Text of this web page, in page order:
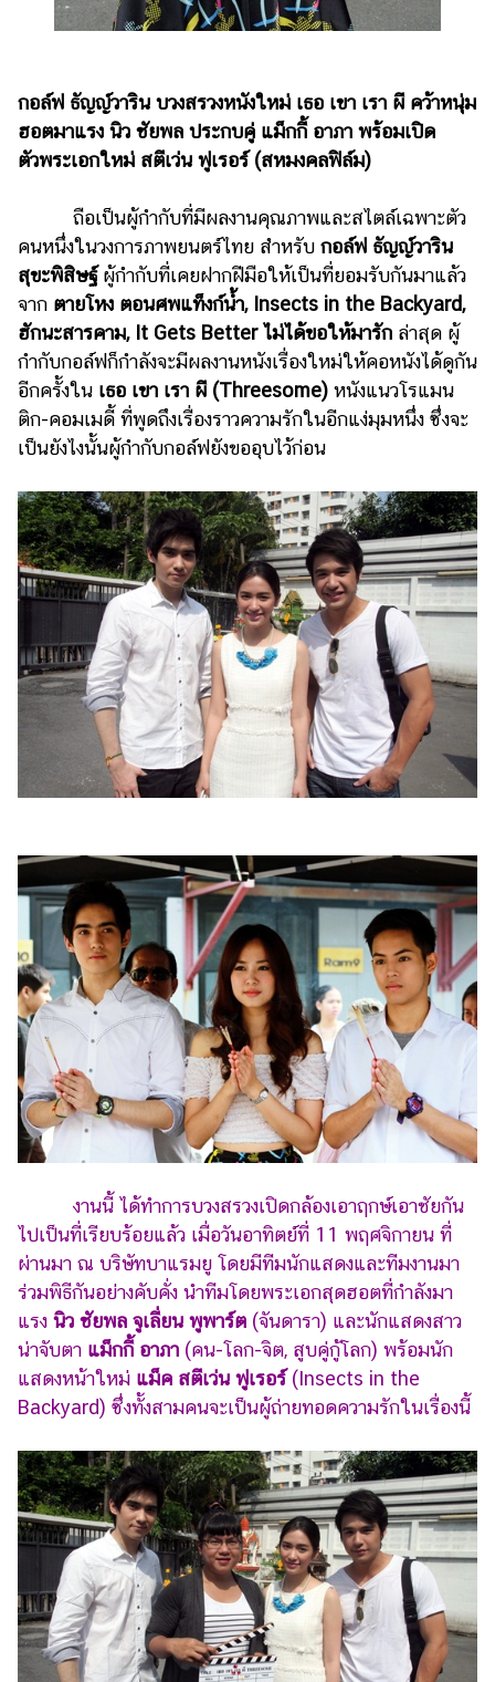
กอล์ฟ ธัญญ์วาริน บวงสรวงหนังใหม่ เธอ เขา เรา ผี คว้าหนุ่ม
ฮอตมาแรง นิว ชัยพล ประกบคู่ แม็กกี้ อาภา พร้อมเปิด
ตัวพระเอกใหม่ สตีเว่น ฟูเรอร์ (สหมงคลฟิล์ม)
ถือเป็นผู้กำกับที่มีผลงานคุณภาพและสไตล์เฉพาะตัว
คนหนึ่งในวงการภาพยนตร์ไทย สำหรับ กอล์ฟ ธัญญ์วาริน
สุขะพิสิษฐ์ผู้กำกับที่เคยฝากฝีมือให้เป็นที่ยอมรับกันมาแล้ว
จาก ตายโหง ตอนศพแท็งก์น้ำ, Insects in the Backyard,
ฮักนะสารคาม, It Gets Better ไม่ได้ขอให้มารัก ล่าสุด ผู้
กำกับกอล์ฟก็กำลังจะมีผลงานหนังเรื่องใหม่ให้คอหนังได้ดูกัน
อีกครั้งใน เธอ เขา เรา ผี (Threesome) หนังแนวโรแมน
ติก-คอมเมดี้ ที่พูดถึงเรื่องราวความรักในอีกแง่มุมหนึ่ง ซึ่งจะ
เป็นยังไงนั้นผู้กำกับกอล์ฟยังขออุบไว้ก่อน
งานนี้ ได้ทำการบวงสรวงเปิดกล้องเอาฤกษ์เอาชัยกัน
ไปเป็นที่เรียบร้อยแล้ว เมื่อวันอาทิตย์ที่ 11 พฤศจิกายน ที่
ผ่านมา ณ บริษัทบาแรมยู โดยมีทีมนักแสดงและทีมงานมา
ร่วมพิธีกันอย่างคับคั่ง นำทีมโดยพระเอกสุดฮอตที่กำลังมา
แรง นิว ชัยพล จูเลี่ยน พูพาร์ต (จันดารา) และนักแสดงสาว
น่าจับตา แม็กกี้ อาภา (คน-โลก-จิต, สูบคู่กู้โลก) พร้อมนัก
แสดงหน้าใหม่ แม็ค สตีเว่น ฟูเรอร์(Insects in the
Backyard) ซึ่งทั้งสามคนจะเป็นผู้ถ่ายทอดความรักในเรื่องนี้